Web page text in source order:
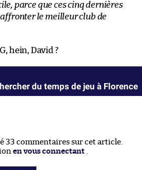
parce que ces cinq dernières
le meilleur club de
hein, David ?
du temps de jeu à Florence
33 commentaires sur cet article.
en vous connectant .